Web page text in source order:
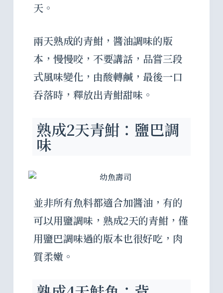
天。
兩天熟成的青魽，醬油調味的版
本，慢慢咬，不要講話，品嘗三段
式風味變化，由酸轉鹹，最後一口
吞落時，釋放出青魽甜味。
熟成2天青魽：鹽巴調
味
並非所有魚料都適合加醬油，有的
可以用鹽調味，熟成2天的青魽，僅
用鹽巴調味過的版本也很好吃，肉
質柔嫩。